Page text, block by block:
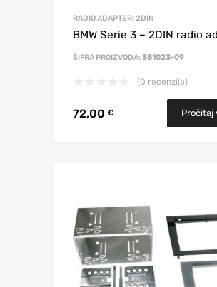
RADIO ADAPTERI 2DIN
BMW Serie 3 – 2DIN radio
ŠIFRA PROIZVODA: 381023-09
(0 recenzija)
72,00 € Pročitaj